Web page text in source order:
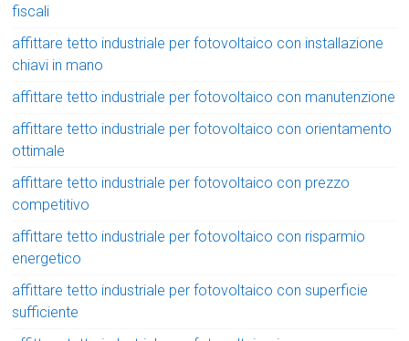
fiscali
affittare tetto industriale per fotovoltaico con installazione
chiavi in mano
affittare tetto industriale per fotovoltaico con manutenzione
affittare tetto industriale per fotovoltaico con orientamento
ottimale
affittare tetto industriale per fotovoltaico con prezzo
competitivo
affittare tetto industriale per fotovoltaico con risparmio
energetico
affittare tetto industriale per fotovoltaico con superficie
sufficiente